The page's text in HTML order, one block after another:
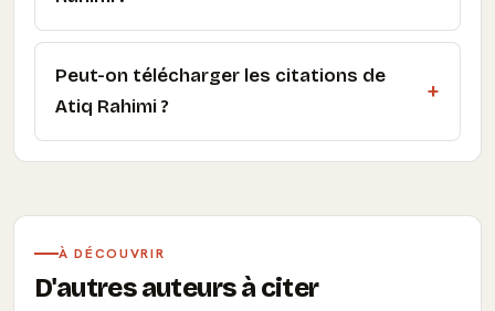
Peut-on télécharger les citations de
Atiq Rahimi ?
À DÉCOUVRIR
D'autres auteurs à citer